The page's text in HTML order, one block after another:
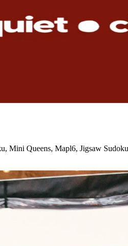
Mini Queens, Mapl6, Jigsaw